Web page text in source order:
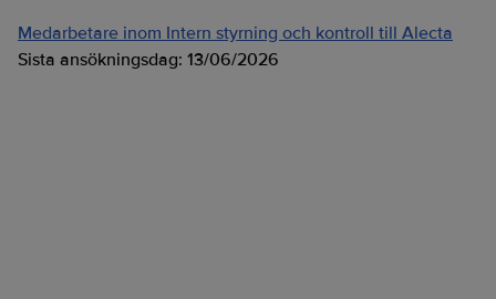
Medarbetare inom Intern styrning och kontroll till Alecta
Sista ansökningsdag: 13/06/2026